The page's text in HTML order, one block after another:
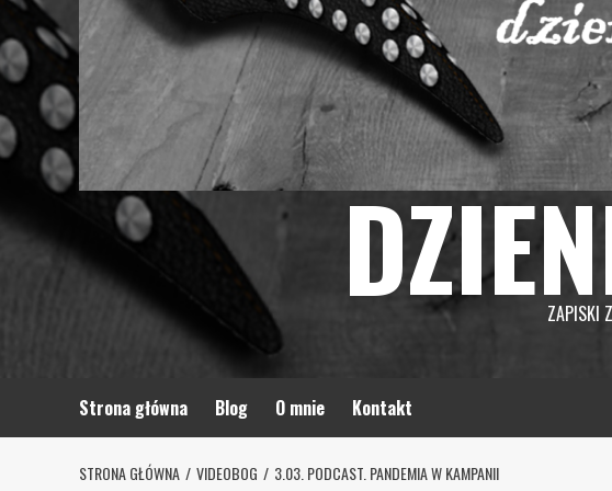
ZAPISKI
Strona główna Blog O mnie Kontakt
STRONA GŁÓWNA VIDEOBOG 3.03. PODCAST. PANDEMIA W KAMPANII